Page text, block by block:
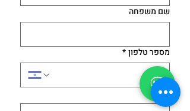
שם משפחה
מספר טלפון*
דוא"ל